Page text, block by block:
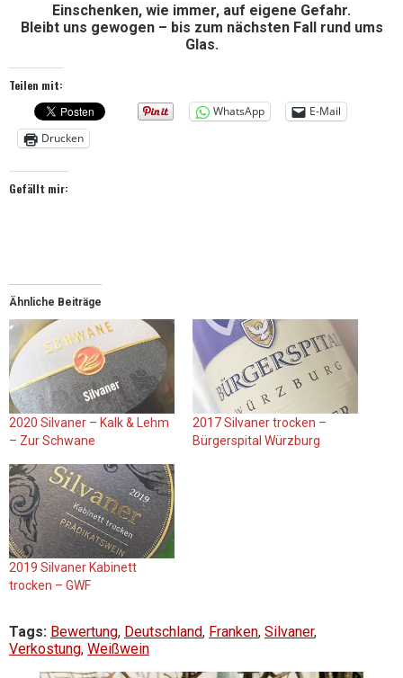
Einschenken, wie immer, auf eigene Gefahr.
Bleibt uns gewogen – bis zum nächsten Fall rund ums
Glas.
Teilen mit:
WhatsApp
E-Mail
Drucken
Gefällt mir:
Ähnliche Beiträge
2020 Silvaner – Kalk & Lehm
– Zur Schwane
2017 Silvaner trocken –
Bürgerspital Würzburg
2019 Silvaner Kabinett
trocken – GWF
Tags: Bewertung, Deutschland, Franken, Silvaner,
Verkostung, Weißwein